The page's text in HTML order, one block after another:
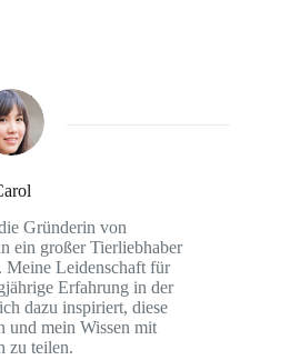
Gründerin von
ein großer Tierliebhaber
Meine Leidenschaft für
Erfahrung in der
dazu inspiriert, diese
und mein Wissen mit
zu teilen.